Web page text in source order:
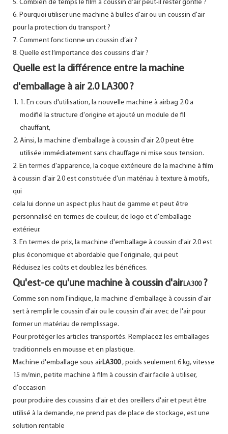
5. Combien de temps le film à coussin d'air peut-il rester gonflé ?
6. Pourquoi utiliser une machine à bulles d'air ou un coussin d'air
pour la protection du transport ?
7. Comment fonctionne un coussin d’air ?
8. Quelle est l’importance des coussins d’air ?
Quelle est la différence entre la machine
d'emballage à air 2.0 LA300 ?
1. En cours d'utilisation, la nouvelle machine à airbag 2.0 a
modifié la structure d'origine et ajouté un module de fil
chauffant,
Ainsi, la machine d'emballage à coussin d'air 2.0 peut être
utilisée immédiatement sans chauffage ni mise sous tension.
2. En termes d'apparence, la coque extérieure de la machine à film
à coussin d'air 2.0 est constituée d'un matériau à texture à motifs,
qui
cela lui donne un aspect plus haut de gamme et peut être
personnalisé en termes de couleur, de logo et d'emballage
extérieur.
3. En termes de prix, la machine d'emballage à coussin d'air 2.0 est
plus économique et abordable que l'originale, qui peut
Réduisez les coûts et doublez les bénéfices.
Qu'est-ce qu'une machine à coussin d'airLA300?
Comme son nom l'indique, la machine d'emballage à coussin d'air
sert à remplir le coussin d'air ou le coussin d'air avec de l'air pour
former un matériau de remplissage.
Pour protéger les articles transportés. Remplacez les emballages
traditionnels en mousse et en plastique.
Machine d'emballage sous airLA300, poids seulement 6 kg, vitesse
15 m/min, petite machine à film à coussin d'air facile à utiliser,
d'occasion
pour produire des coussins d'air et des oreillers d'air et peut être
utilisé à la demande, ne prend pas de place de stockage, est une
solution rentable